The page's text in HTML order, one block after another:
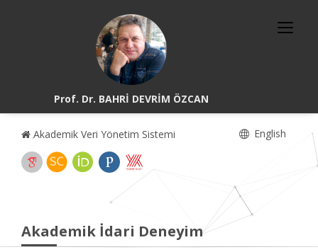
Prof. Dr. BAHRİ DEVRİM ÖZCAN
Akademik Veri Yönetim Sistemi English
Akademik İdari Deneyim